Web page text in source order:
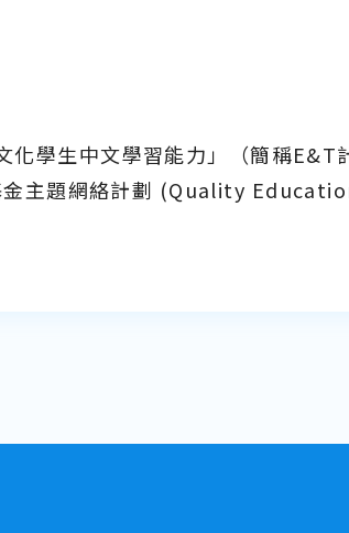
學生中文學習能力」（簡稱E&T
金主題網絡計劃 (Quality